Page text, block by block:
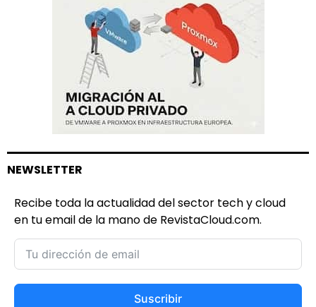
NEWSLETTER
Recibe toda la actualidad del sector tech y cloud
en tu email de la mano de RevistaCloud.com.
Suscribir